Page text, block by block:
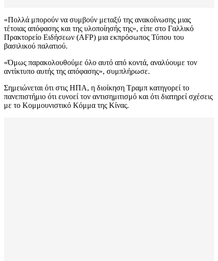
«Πολλά μπορούν να συμβούν μεταξύ της ανακοίνωσης μιας
τέτοιας απόφασης και της υλοποίησής της», είπε στο Γαλλικό
Πρακτορείο Ειδήσεων (AFP) μια εκπρόσωπος Τύπου του
βασιλικού παλατιού.
«Όμως παρακολουθούμε όλο αυτό από κοντά, αναλύουμε τον
αντίκτυπο αυτής της απόφασης», συμπλήρωσε.
Σημειώνεται ότι στις ΗΠΑ, η διοίκηση Τραμπ κατηγορεί το
πανεπιστήμιο ότι ευνοεί τον αντισημιτισμό και ότι διατηρεί σχέσεις
με το Κομμουνιστικό Κόμμα της Κίνας.